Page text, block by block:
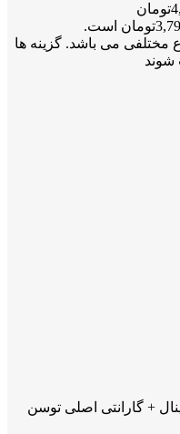
قیمت اصلی 4,500,000تومان
مختلفی می باشد. گزینه ها
+ گارانتی اصلی توسن